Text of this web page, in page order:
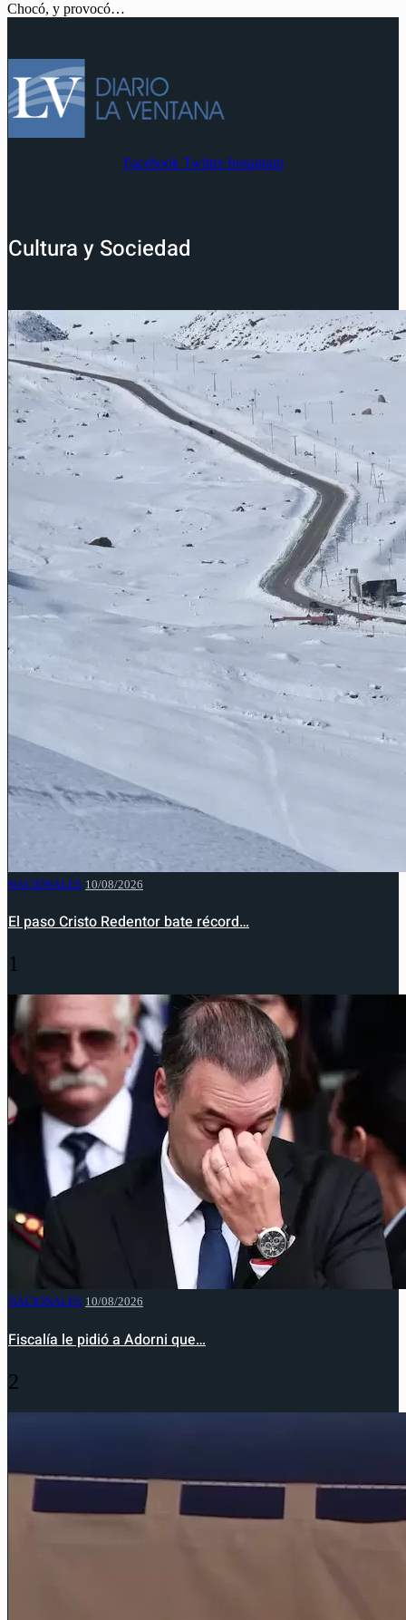
Chocó, y provocó…
Facebook Twitter Instagram
Cultura y Sociedad
NACIONALES 10/08/2026
El paso Cristo Redentor bate récord…
1
NACIONALES 10/08/2026
Fiscalía le pidió a Adorni que…
2